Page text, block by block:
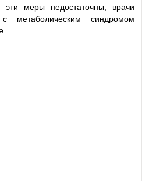
эти меры недостаточны, врачи
метаболическим синдромом